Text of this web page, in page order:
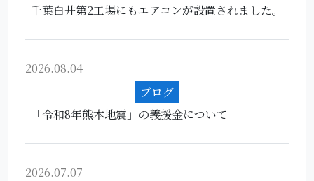
千葉白井第2工場にもエアコンが設置されました。
2026.08.04
ブログ
「令和8年熊本地震」の義援金について
2026.07.07